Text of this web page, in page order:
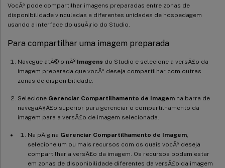
VocÃª pode compartilhar imagens preparadas entre zonas de
disponibilidade vinculadas a diferentes unidades de hospedagem
usando a interface do usuÃ¡rio do Studio.
Para compartilhar uma imagem preparada
Navegue atÃ© o nÃ³ Imagens do Studio e selecione a versÃ£o da
imagem preparada que vocÃª deseja compartilhar com outras
zonas de disponibilidade.
Selecione Gerenciar Compartilhamento de Imagem na barra de
navegaÃ§Ã£o superior para gerenciar o compartilhamento da
imagem para a versÃ£o de imagem selecionada.
Na pÃ¡gina Gerenciar Compartilhamento de Imagem
selecione um ou mais recursos com os quais vocÃª deseja
compartilhar a versÃ£o da imagem. Os recursos podem estar
em zonas de disponibilidade diferentes da versÃ£o da imagem